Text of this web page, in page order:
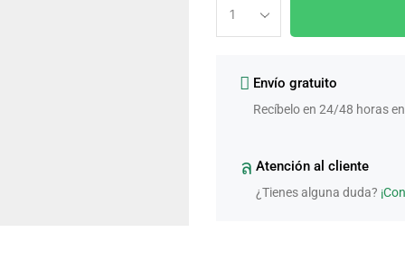
Envío gratuito
Recíbelo en 24/48 horas
Atención al cliente
¿Tienes alguna duda?